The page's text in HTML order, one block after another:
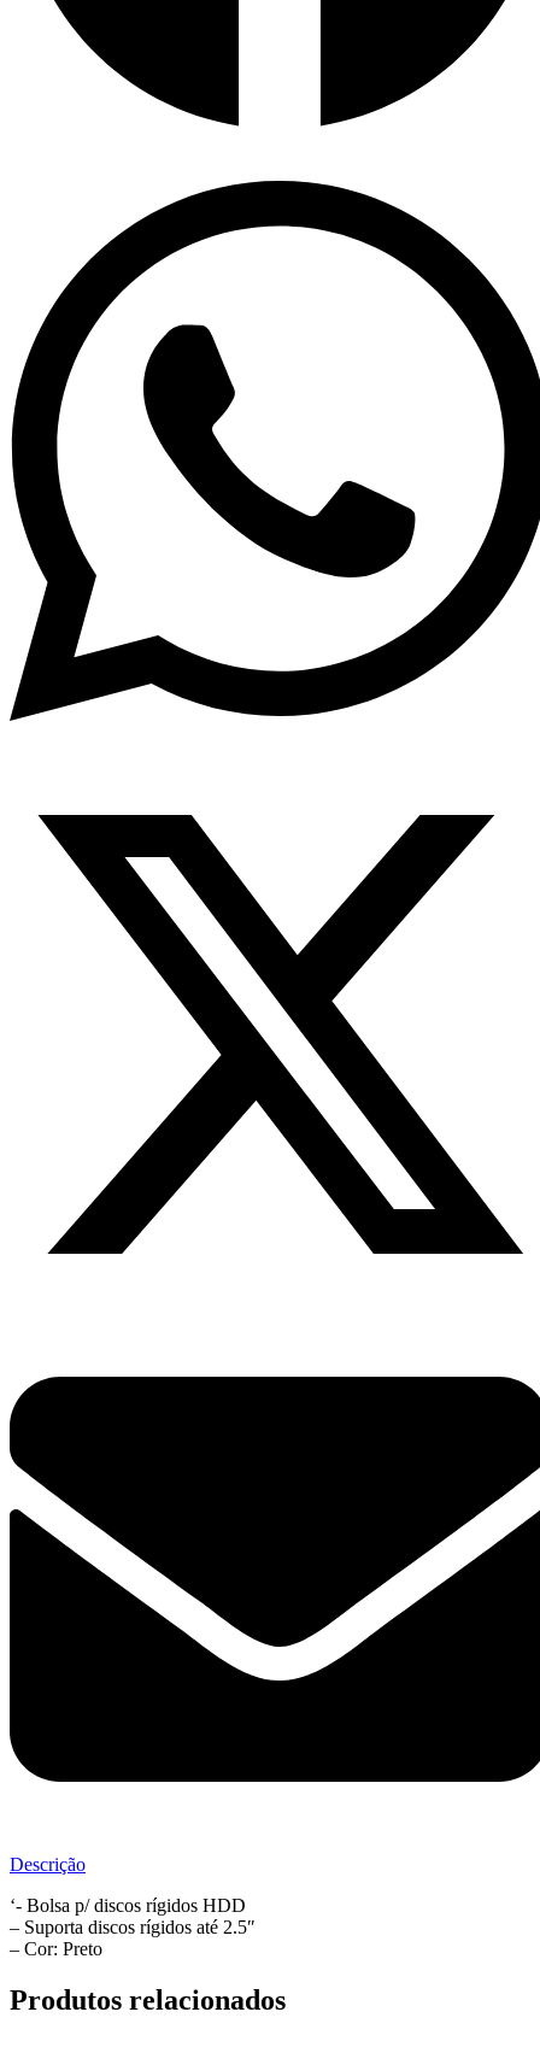
Descrição
‘- Bolsa p/ discos rígidos HDD
– Suporta discos rígidos até 2.5″
– Cor: Preto
Produtos relacionados